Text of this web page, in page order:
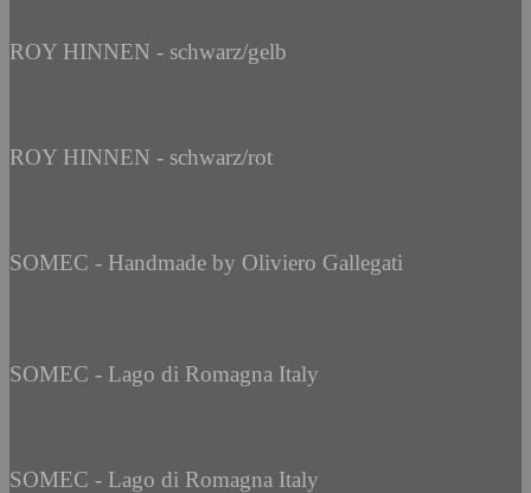
ROY HINNEN - schwarz/gelb
ROY HINNEN - schwarz/rot
SOMEC - Handmade by Oliviero Gallegati
SOMEC - Lago di Romagna Italy
SOMEC - Lago di Romagna Italy